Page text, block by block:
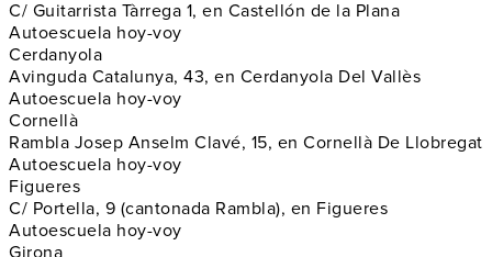
C/ Guitarrista Tàrrega 1, en Castellón de la Plana
Autoescuela hoy-voy
Cerdanyola
Avinguda Catalunya, 43, en Cerdanyola Del Vallès
Autoescuela hoy-voy
Cornellà
Rambla Josep Anselm Clavé, 15, en Cornellà De Llobregat
Autoescuela hoy-voy
Figueres
C/ Portella, 9 (cantonada Rambla), en Figueres
Autoescuela hoy-voy
Girona